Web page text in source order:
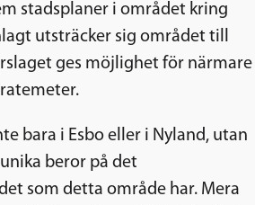
stadsplaner i området kring
utsträcker sig området till
ges möjlighet för närmare
bara i Esbo eller i Nyland, utan
beror på det
som detta område har. Mera